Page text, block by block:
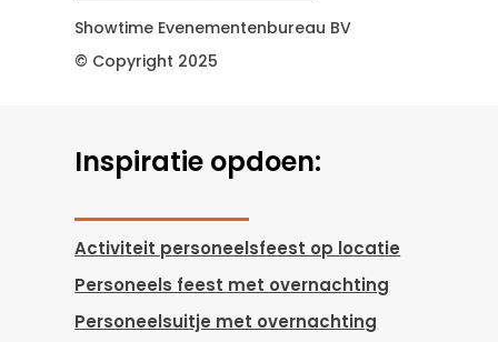
Showtime Evenementenbureau BV
© Copyright 2025
Inspiratie opdoen:
Activiteit personeelsfeest op locatie
Personeels feest met overnachting
Personeelsuitje met overnachting